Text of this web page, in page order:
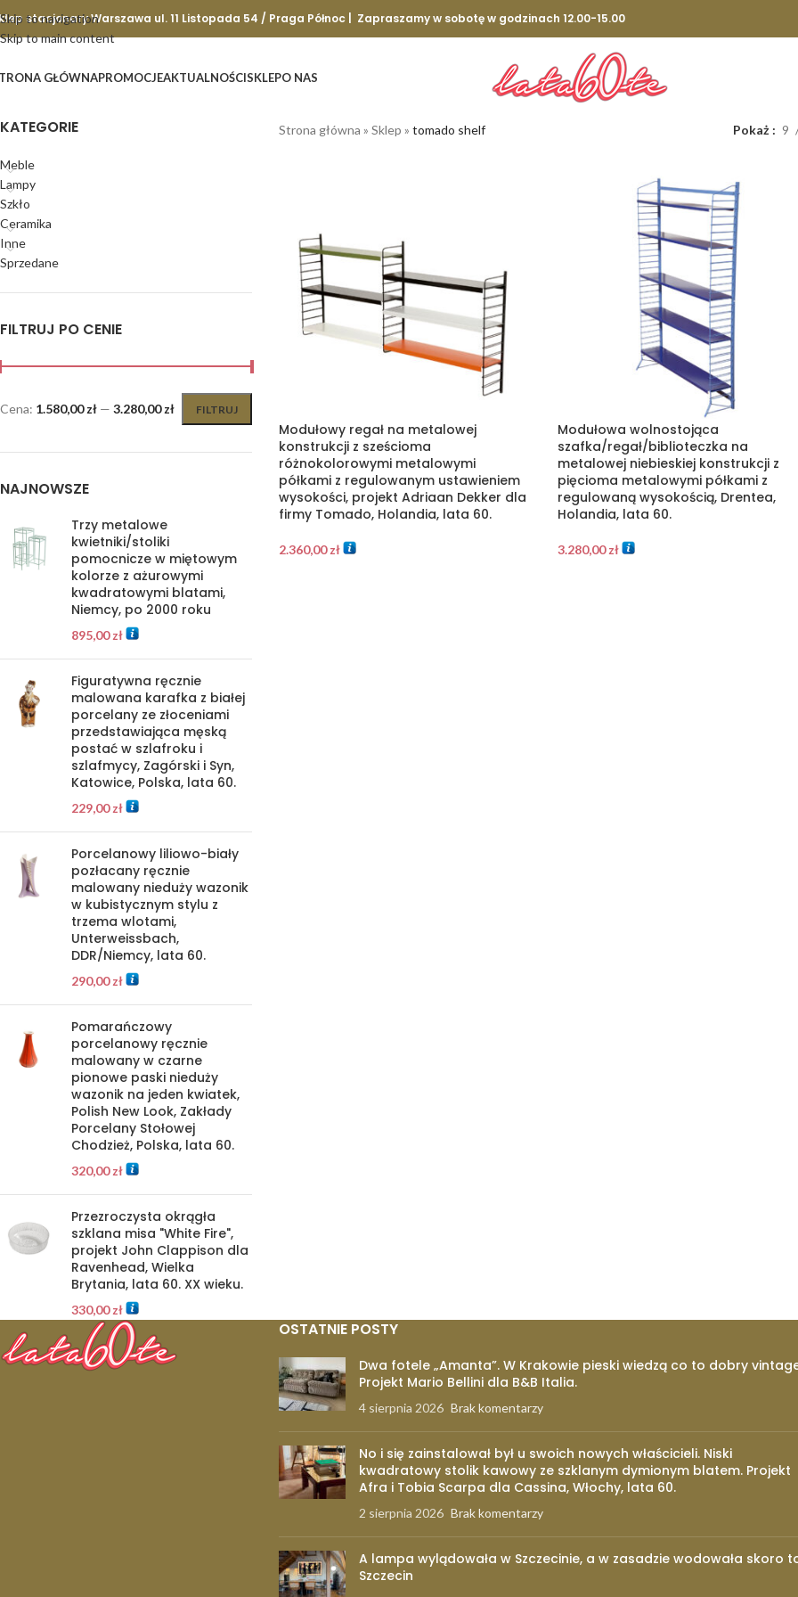
Skip to navigation
Skip to main content
stacjonary Warszawa ul. 11 Listopada 54 / Praga Północ | Zapraszamy w sobotę w godzinach 12.00-15.00
GŁÓWNAPROMOCJEAKTUALNOŚCISKLEPO NAS
KATEGORIE
Meble
Lampy
Szkło
Ceramika
Inne
Sprzedane
FILTRUJ PO CENIE
FILTRUJ
Cena: 1.580,00 zł — 3.280,00 zł
NAJNOWSZE
Trzy metalowe
kwietniki/stoliki
pomocnicze w miętowym
kolorze z ażurowymi
kwadratowymi blatami,
Niemcy, po 2000 roku
895,00zł
Figuratywna ręcznie
malowana karafka z białej
porcelany ze złoceniami
przedstawiająca męską
postać w szlafroku i
szlafmycy, Zagórski i Syn,
Katowice, Polska, lata 60.
229,00zł
Porcelanowy liliowo-biały
pozłacany ręcznie
malowany nieduży wazonik
w kubistycznym stylu z
trzema wlotami,
Unterweissbach,
DDR/Niemcy, lata 60.
290,00zł
Pomarańczowy
porcelanowy ręcznie
malowany w czarne
pionowe paski nieduży
wazonik na jeden kwiatek,
Polish New Look, Zakłady
Porcelany Stołowej
Chodzież, Polska, lata 60.
320,00zł
Przezroczysta okrągła
szklana misa "White Fire",
projekt John Clappison dla
Ravenhead, Wielka
Brytania, lata 60. XX wieku.
330,00zł
Strona główna » Sklep » tomado shelf Pokaż 9
Modułowy regał na metalowej
konstrukcji z sześcioma
różnokolorowymi metalowymi
półkami z regulowanym ustawieniem
wysokości, projekt Adriaan Dekker dla
firmy Tomado, Holandia, lata 60.
2.360,00zł
Modułowa wolnostojąca
szafka/regał/biblioteczka na
metalowej niebieskiej konstrukcji z
pięcioma metalowymi półkami z
regulowaną wysokością, Drentea,
Holandia, lata 60.
3.280,00zł
OSTATNIE POSTY
Dwa fotele „Amanta”. W Krakowie pieski wiedzą co to dobry
Projekt Mario Bellini dla B&B Italia.
4 sierpnia 2026 Brak komentarzy
No i się zainstalował był u swoich nowych właścicieli. Niski
kwadratowy stolik kawowy ze szklanym dymionym blatem. Projekt
Afra i Tobia Scarpa dla Cassina, Włochy, lata 60.
2 sierpnia 2026 Brak komentarzy
A lampa wylądowała w Szczecinie, a w zasadzie wodowała skoro
Szczecin